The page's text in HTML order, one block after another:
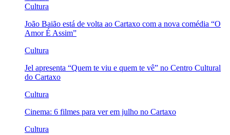
Cultura
João Baião está de volta ao Cartaxo com a nova comédia “O
Amor É Assim”
Cultura
Jel apresenta “Quem te viu e quem te vê” no Centro Cultural
do Cartaxo
Cultura
Cinema: 6 filmes para ver em julho no Cartaxo
Cultura